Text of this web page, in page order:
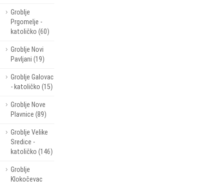
Groblje
Prgomelje -
katoličko (60)
Groblje Novi
Pavljani (19)
Groblje Galovac
- katoličko (15)
Groblje Nove
Plavnice (89)
Groblje Velike
Sredice -
katoličko (146)
Groblje
Klokočevac